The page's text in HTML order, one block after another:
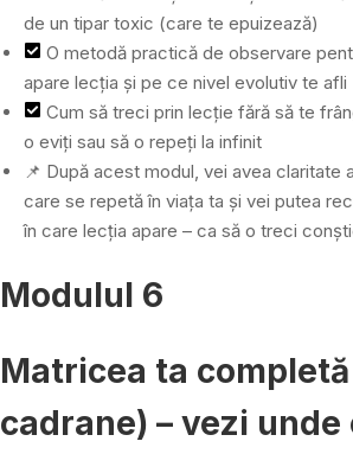
de un tipar toxic (care te epuizează)
O metodă practică de observare
apare lecția și pe ce nivel evolutiv te afli
Cum să treci prin lecție fără să te
o eviți sau să o repeți la infinit
📌 După acest modul, vei avea claritate
care se repetă în viața ta și vei putea
în care lecția apare – ca să o treci
Modulul 6
Matricea ta
cadrane) – vezi